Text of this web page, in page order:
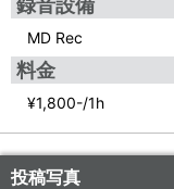
録音設備
MD Rec
料金
¥1,800-/1h
投稿写真